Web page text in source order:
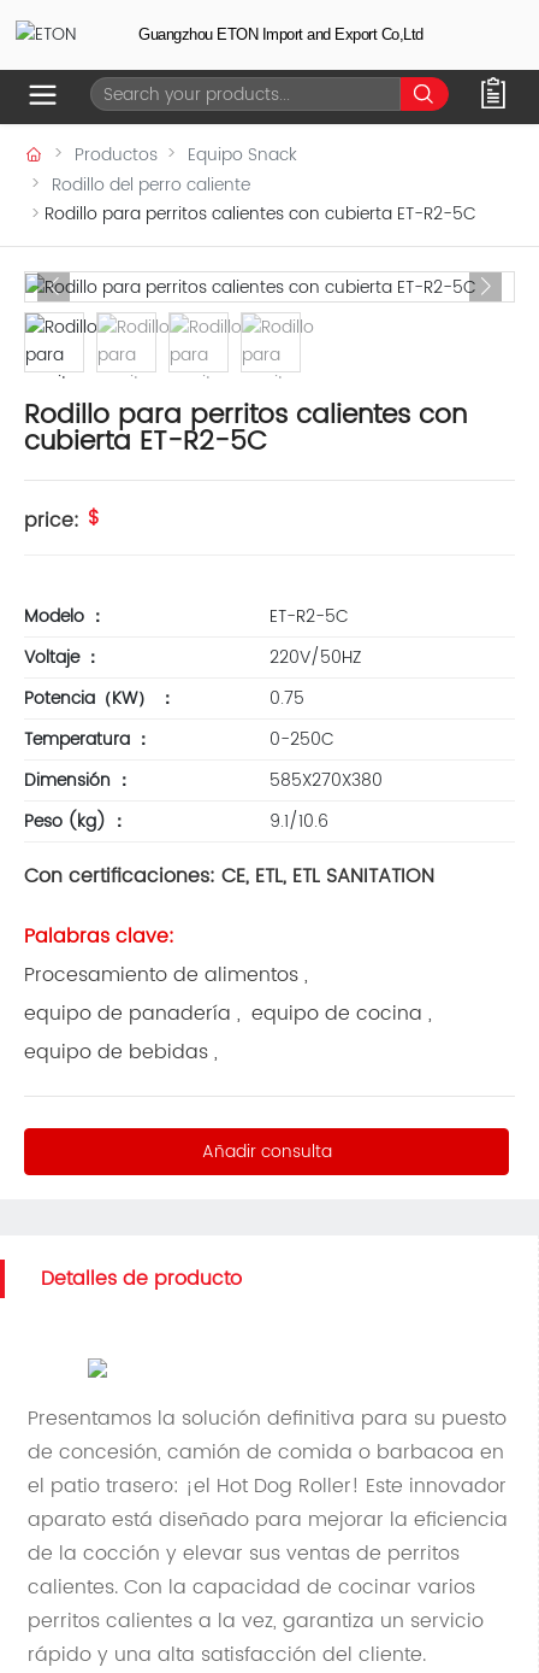
Guangzhou ETON Import and Export Co,Ltd
Productos
Equipo Snack
Rodillo del perro caliente
Rodillo para perritos calientes con cubierta ET-R2-5C
Rodillo para perritos calientes con
cubierta ET-R2-5C
price: $
Modelo ：
ET-R2-5C
Voltaje ：
220V/50HZ
Potencia（KW）
：
0.75
Temperatura ：
0-250C
Dimensión ：
585X270X380
Peso (kg) ： 9.1/10.6
Con certificaciones: CE, ETL, ETL SANITATION
Palabras clave:
Procesamiento de alimentos ,
equipo de panadería , equipo de cocina ,
equipo de bebidas ,
Añadir consulta
Detalles de producto
Presentamos la solución definitiva para su puesto
de concesión, camión de comida o barbacoa en
el patio trasero: ¡el Hot Dog Roller! Este innovador
aparato está diseñado para mejorar la eficiencia
de la cocción y elevar sus ventas de perritos
calientes. Con la capacidad de cocinar varios
perritos calientes a la vez, garantiza un servicio
rápido y una alta satisfacción del cliente.